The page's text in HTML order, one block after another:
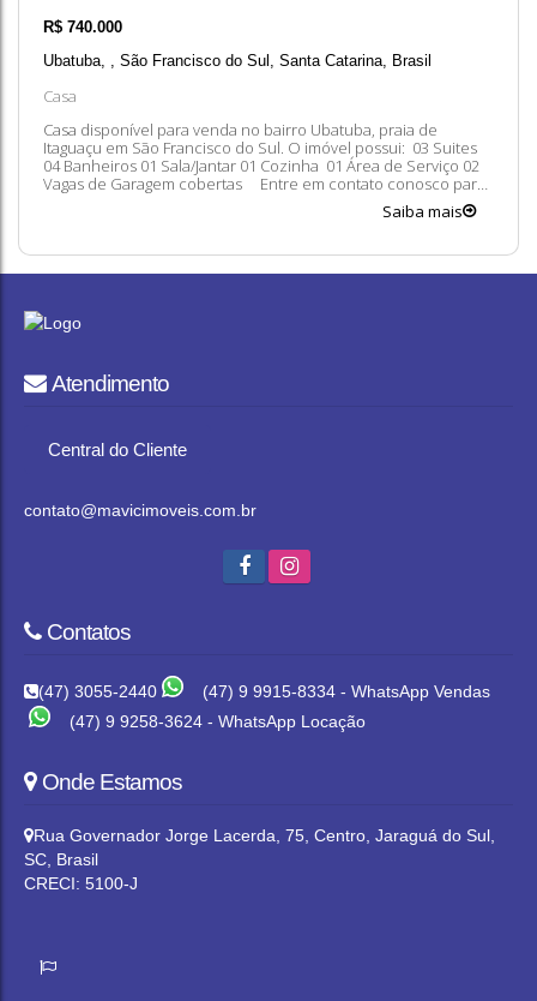
Casa
R$ 740.000
Ubatuba
São Francisco do Sul Santa Catarina Brasil
Casa disponível para venda no bairro Ubatuba, praia de
Itaguaçu em São Francisco do Sul. O imóvel possui: 03 Suites
04 Banheiros 01 Sala/Jantar 01 Cozinha 01 Área de Serviço 02
Vagas de Garagem cobertas Entre em contato conosco para
mais informações, ficaremos felizes em lhe atender. 😀 A
disponibilidade e valores dos imóveis estão sujeitos a alteração
Saiba mais
Atendimento
Central do Cliente
contato@mavicimoveis.com.br
Contatos
(47) 3055-2440
(47) 9 9915-8334 - WhatsApp Vendas
(47) 9 9258-3624 - WhatsApp Locação
Onde Estamos
Rua Governador Jorge Lacerda, 75, Centro, Jaraguá do Sul,
SC, Brasil
CRECI: 5100-J